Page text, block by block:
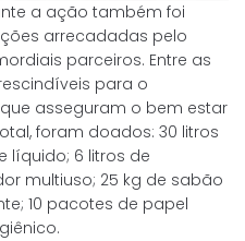
a ação também foi
arrecadadas pelo
parceiros. Entre as
para o
asseguram o bem estar
foram doados: 30 litros
líquido; 6 litros de
multiuso; 25 kg de sabão
10 pacotes de papel